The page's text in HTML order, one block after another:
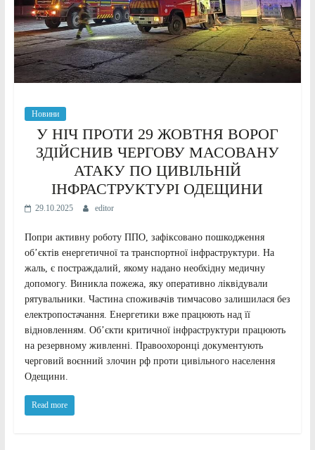
Новини
У НІЧ ПРОТИ 29 ЖОВТНЯ ВОРОГ
ЗДІЙСНИВ ЧЕРГОВУ МАСОВАНУ
АТАКУ ПО ЦИВІЛЬНІЙ
ІНФРАСТРУКТУРІ ОДЕЩИНИ
29.10.2025 editor
Попри активну роботу ППО, зафіксовано пошкодження
об’єктів енергетичної та транспортної інфраструктури. На
жаль, є постраждалий, якому надано необхідну медичну
допомогу. Виникла пожежа, яку оперативно ліквідували
рятувальники. Частина споживачів тимчасово залишилася без
електропостачання. Енергетики вже працюють над її
відновленням. Об’єкти критичної інфраструктури працюють
на резервному живленні. Правоохоронці документують
черговий воєнний злочин рф проти цивільного населення
Одещини.
Read more